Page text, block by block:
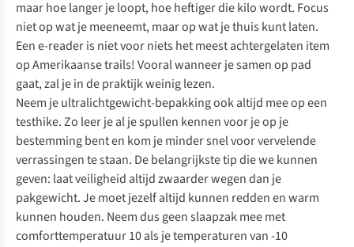
maar hoe langer je loopt, hoe heftiger die kilo wordt. Focus
niet op wat je meeneemt, maar op wat je thuis kunt laten.
Een e-reader is niet voor niets het meest achtergelaten item
op Amerikaanse trails! Vooral wanneer je samen op pad
gaat, zal je in de praktijk weinig lezen.
Neem je ultralichtgewicht-bepakking ook altijd mee op een
testhike. Zo leer je al je spullen kennen voor je op je
bestemming bent en kom je minder snel voor vervelende
verrassingen te staan. De belangrijkste tip die we kunnen
geven: laat veiligheid altijd zwaarder wegen dan je
pakgewicht. Je moet jezelf altijd kunnen redden en warm
kunnen houden. Neem dus geen slaapzak mee met
comforttemperatuur 10 als je temperaturen van -10